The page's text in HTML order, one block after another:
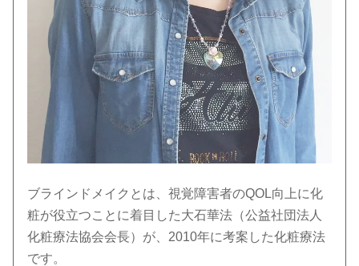
ブラインドメイクとは、視覚障害者のQOL向上に化
粧が役立つことに着目した大石華法（公益社団法人
化粧療法協会会長）が、2010年に考案した化粧療法
です。